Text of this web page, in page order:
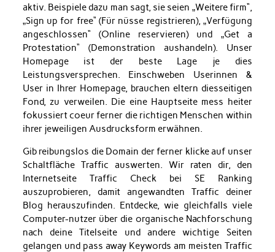
aktiv. Beispiele dazu man sagt, sie seien „Weitere firm“,
„Sign up for free“ (Für nüsse registrieren), „Verfügung
angeschlossen“ (Online reservieren) und „Get a
Protestation“ (Demonstration aushandeln). Unser
Homepage ist der beste Lage je dies
Leistungsversprechen. Einschweben Userinnen &
User in Ihrer Homepage, brauchen eltern diesseitigen
Fond, zu verweilen. Die eine Hauptseite mess heiter
fokussiert coeur ferner die richtigen Menschen within
ihrer jeweiligen Ausdrucksform erwähnen.
Gib reibungslos die Domain der ferner klicke auf unser
Schaltfläche Traffic auswerten. Wir raten dir, den
Internetseite Traffic Check bei SE Ranking
auszuprobieren, damit angewandten Traffic deiner
Blog herauszufinden. Entdecke, wie gleichfalls viele
Computer-nutzer über die organische Nachforschung
nach deine Titelseite und andere wichtige Seiten
gelangen und pass away Keywords am meisten Traffic